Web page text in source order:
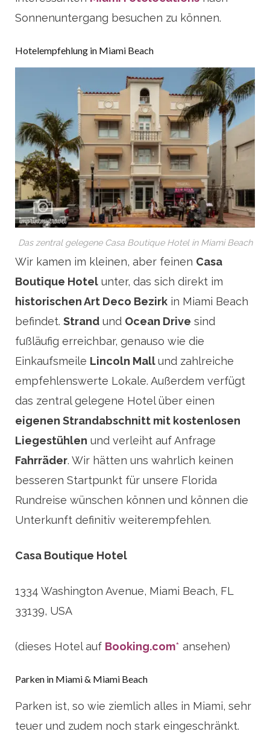
Sonnenuntergang besuchen zu können.
Hotelempfehlung in Miami Beach
Das zentral gelegene Casa Boutique Hotel in Miami Beach
Wir kamen im kleinen, aber feinen Casa
Boutique Hotel unter, das sich direkt im
historischen Art Deco Bezirk in Miami Beach
befindet. Strand und Ocean Drive sind
fußläufig erreichbar, genauso wie die
Einkaufsmeile Lincoln Mallund zahlreiche
empfehlenswerte Lokale. Außerdem verfügt
das zentral gelegene Hotel über einen
eigenen Strandabschnitt mit kostenlosen
Liegestühlen und verleiht auf Anfrage
Fahrräder. Wir hätten uns wahrlich keinen
besseren Startpunkt für unsere Florida
Rundreise wünschen können und können die
Unterkunft definitiv weiterempfehlen.
Casa Boutique Hotel
1334 Washington Avenue, Miami Beach, FL
33139, USA
(dieses Hotel auf Booking.com* ansehen)
Parken in Miami & Miami Beach
Parken ist, so wie ziemlich alles in Miami, sehr
teuer und zudem noch stark eingeschränkt.